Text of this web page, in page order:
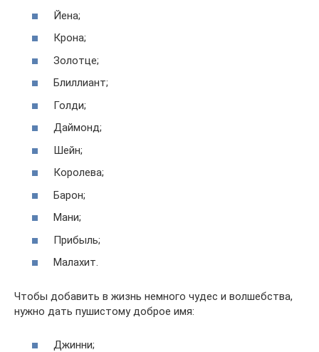
Йена;
Крона;
Золотце;
Блиллиант;
Голди;
Даймонд;
Шейн;
Королева;
Барон;
Мани;
Прибыль;
Малахит.
Чтобы добавить в жизнь немного чудес и волшебства,
нужно дать пушистому доброе имя:
Джинни;